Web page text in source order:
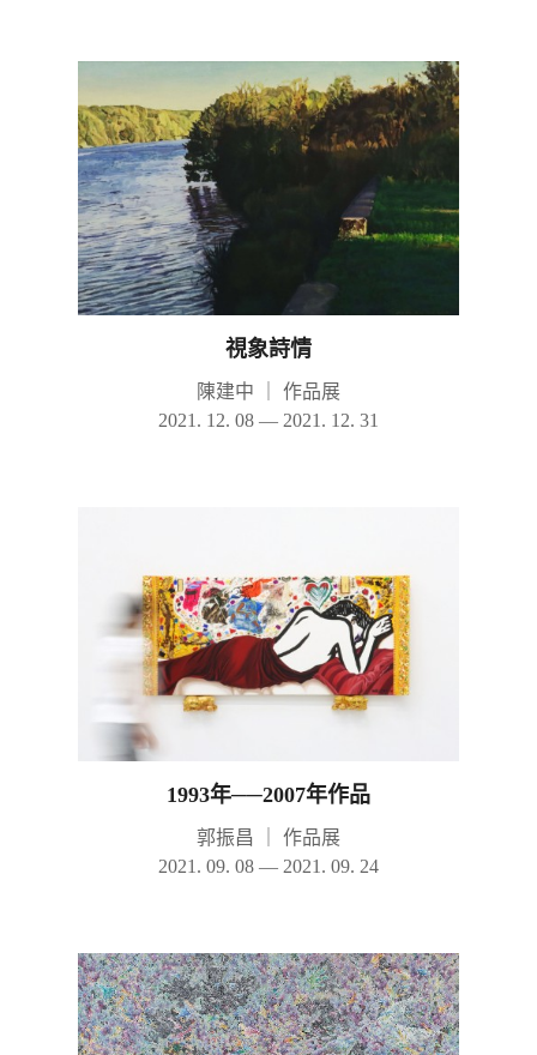
視象詩情
陳建中
作品展
2021. 12. 08 — 2021. 12. 31
1993年──2007年作品
郭振昌
作品展
2021. 09. 08 — 2021. 09. 24